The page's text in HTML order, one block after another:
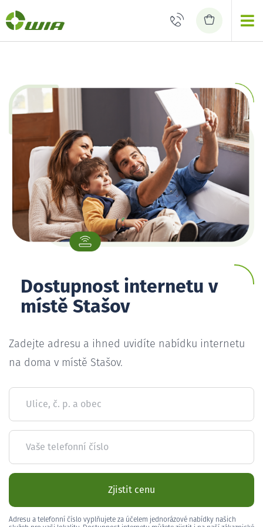
Dostupnost internetu v
místě Stašov
Zadejte adresu a ihned uvidíte nabídku internetu
na doma v místě Stašov.
Ulice, č. p. a obec
Vaše telefonní číslo
Zjistit cenu
Adresu a telefonní číslo vyplňujete za účelem jednorázové nabídky našich